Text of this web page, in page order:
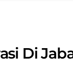
Di